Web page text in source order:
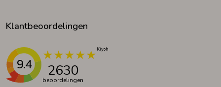
Klantbeoordelingen
9.4 2630
beoordelingen